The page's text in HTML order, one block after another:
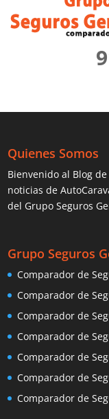
Quienes Somos
Bienvenido al Blog
noticias de
del Grupo Seguros
Grupo Seguros
Comparador de
Comparador de
Comparador de
Comparador de
Comparador de
Comparador de
Comparador de